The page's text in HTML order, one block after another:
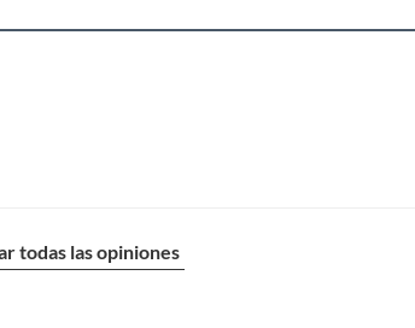
todas las opiniones